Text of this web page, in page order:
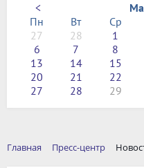
<
Пн
Вт Ср
27
28 1
6
7 8
13
14 15
20
21 22
27
28 29
Главная Пресс-центр